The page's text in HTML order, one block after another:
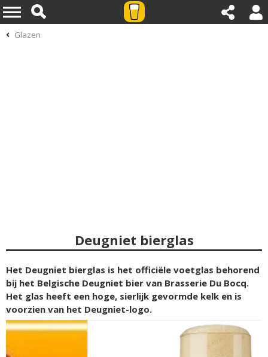
Glazen
Deugniet bierglas
Het Deugniet bierglas is het officiële voetglas behorend
bij het Belgische Deugniet bier van Brasserie Du Bocq.
Het glas heeft een hoge, sierlijk gevormde kelk en is
voorzien van het Deugniet-logo.